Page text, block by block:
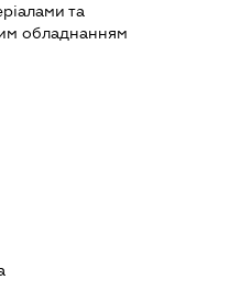
та
обладнанням